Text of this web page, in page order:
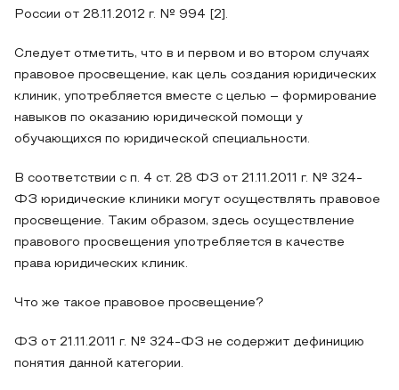
России от 28.11.2012 г. № 994 [2].
Следует отметить, что в и первом и во втором случаях
правовое просвещение, как цель создания юридических
клиник, употребляется вместе с целью – формирование
навыков по оказанию юридической помощи у
обучающихся по юридической специальности.
В соответствии с п. 4 ст. 28 ФЗ от 21.11.2011 г. № 324-
ФЗ юридические клиники могут осуществлять правовое
просвещение. Таким образом, здесь осуществление
правового просвещения употребляется в качестве
права юридических клиник.
Что же такое правовое просвещение?
ФЗ от 21.11.2011 г. № 324-ФЗ не содержит дефиницию
понятия данной категории.